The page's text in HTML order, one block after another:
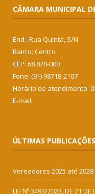
CÂMARA MUNICIPAL
End.: Rua Quinta, S/N
Bairro: Centro
CEP: 68.870-000
Fone: (91) 98718-2107
Horário de atendimento:
E-mail:
ÚLTIMAS PUBLICAÇÕES
Vereadores 2025 até 2028
LEI Nº 3493/2023, DE 21